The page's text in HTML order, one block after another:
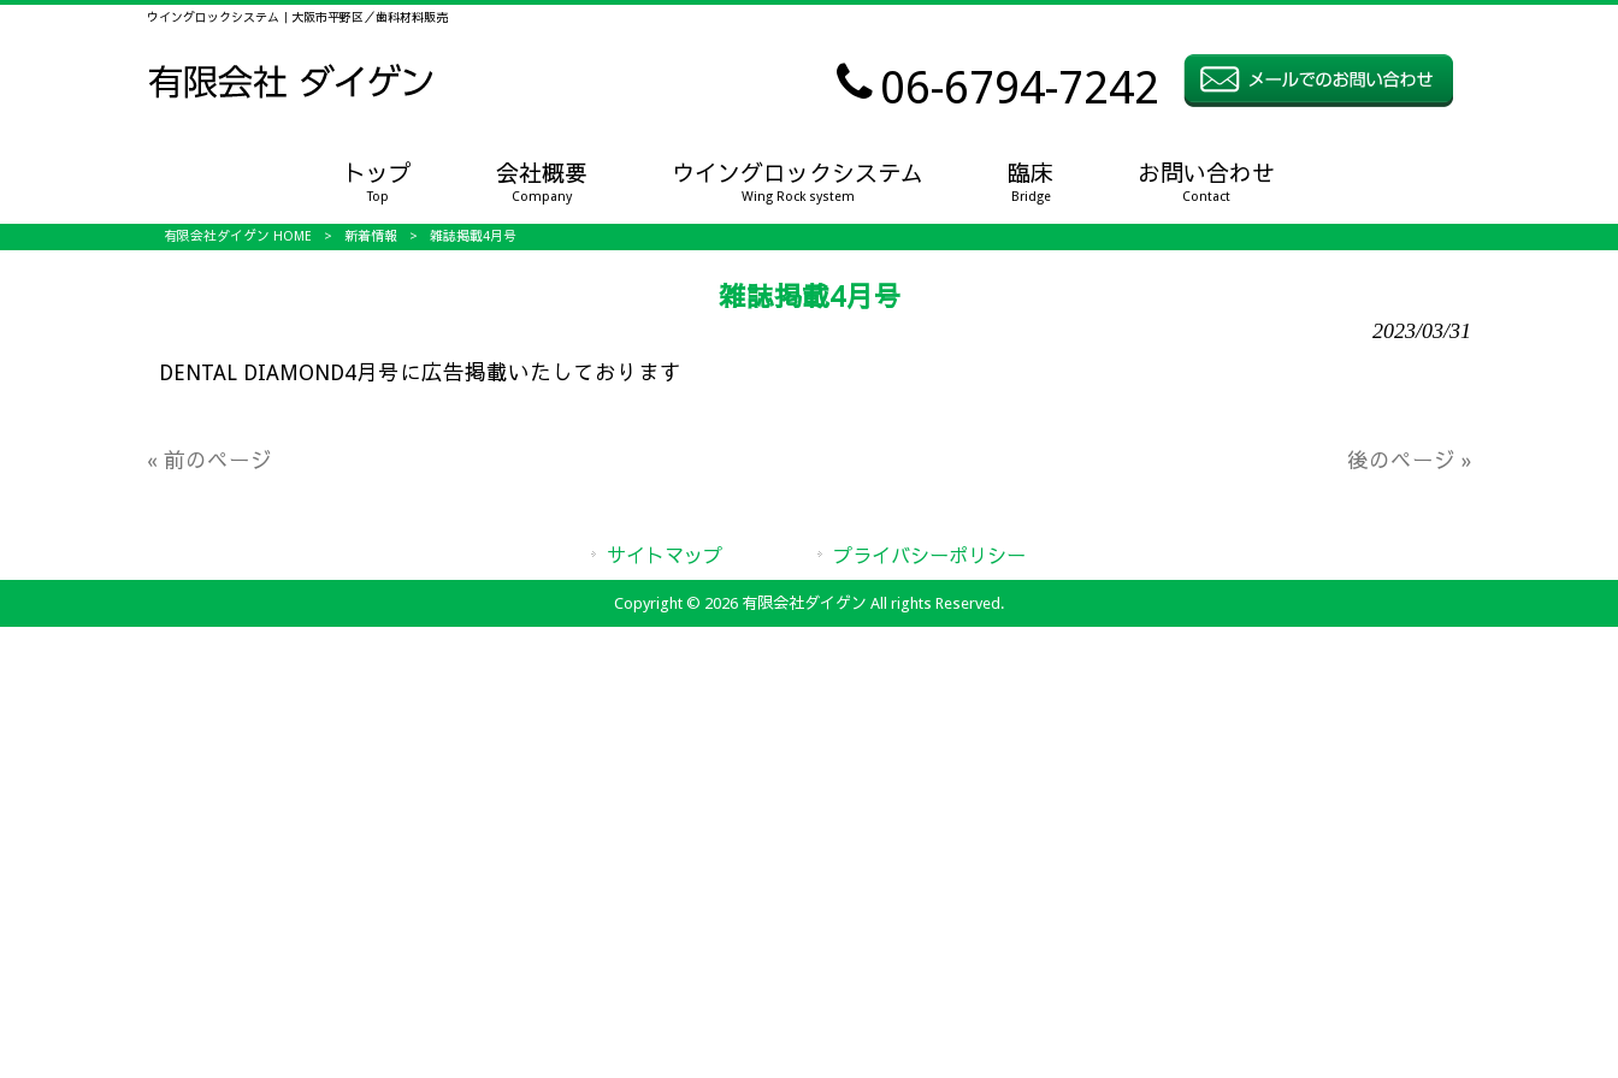
ウイングロックシステム｜大阪市平野区／歯科材料販売
06-6794-7242
トップ
Top
会社概要
Company
ウイングロックシステム
Wing Rock system
臨床
Bridge
お問い合わせ
Contact
有限会社ダイゲン HOME > 新着情報 > 雑誌掲載4月号
雑誌掲載4月号
2023/03/31
DENTAL DIAMOND4月号に広告掲載いたしております
« 前のページ 後のページ »
サイトマップ プライバシーポリシー
Copyright © 2026 有限会社ダイゲン All rights Reserved.